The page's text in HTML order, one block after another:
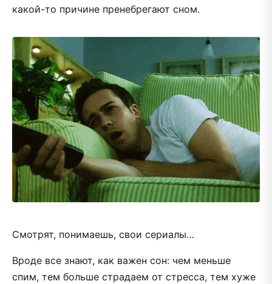
какой-то причине пренебрегают сном.
Смотрят, понимаешь, свои сериалы…
Вроде все знают, как важен сон: чем меньше
спим, тем больше страдаем от стресса, тем хуже